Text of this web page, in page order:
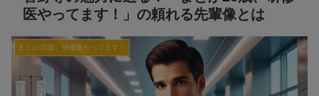
医やってます！」の頼れる先輩像とは
まどか26歳、研修医やってます！